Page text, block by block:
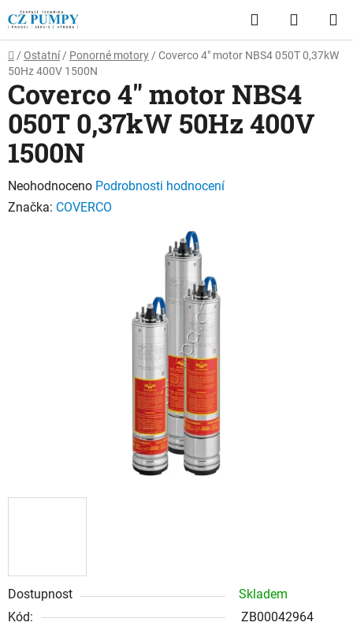
Přejít
na
obsah
Hledat
KOŠÍK
Domů
/ Ostatní / Ponorné motory / Coverco 4" motor NBS4 050T 0,37kW
50Hz 400V 1500N
Dostupnost
Skladem
Kód:
ZB00042964
Coverco 4" motor NBS4
050T 0,37kW 50Hz 400V
1500N
Průměrné
hodnocení
Neohodnoceno Podrobnosti hodnocení
Značka: COVERCO